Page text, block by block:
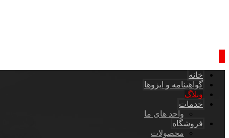
خانه
گواهینامه و ایزوها
وبلاگ
خدمات
واحد های ما
فروشگاه
محصولات